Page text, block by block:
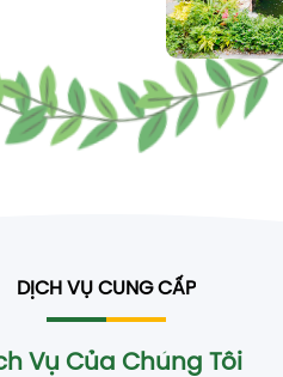
DỊCH VỤ CUNG CẤP
Vụ Của Chúng Tôi